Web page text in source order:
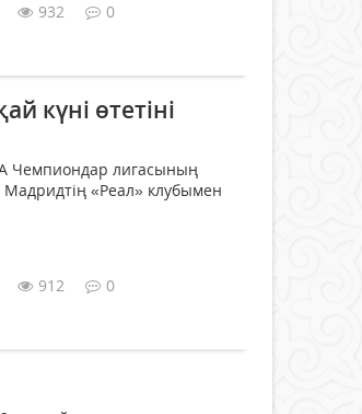
932
0
күні өтетіні
Чемпиондар лигасының
Мадридтің «Реал» клубымен
912
0